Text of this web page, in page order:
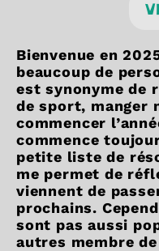
Bienvenue en
beaucoup de
est synonyme de
de sport, manger
commencer
commence
petite liste de
me permet de
viennent de
prochains.
sont pas aussi
autres membre de